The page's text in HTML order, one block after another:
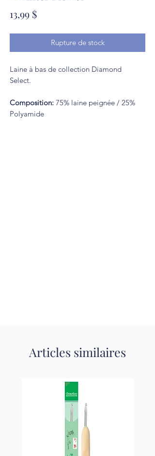
13,99 $Prix
Rupture de stock
Laine à bas de collection Diamond
Select.
Composition: 75% laine peignée / 25%
Polyamide
Articles similaires